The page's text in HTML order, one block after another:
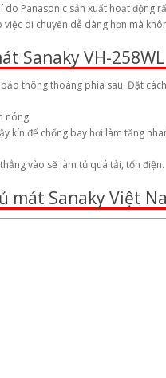
do Panasonic sản xuất hoạt động
di chuyển dễ dàng hơn mà
Sanaky VH-258WL
thông thoáng phía sau. Đặt
nóng.
kín để chống bay hơi làm tăng
vào sẽ làm tủ quá tải, tốn điện.
mát Sanaky Việt